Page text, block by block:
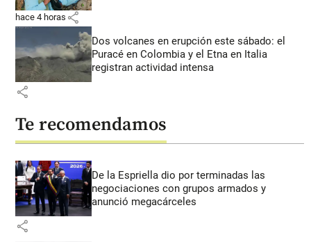
hace 4 horas share
Dos volcanes en erupción este sábado: el
Puracé en Colombia y el Etna en Italia
registran actividad intensa
share
Te recomendamos
De la Espriella dio por terminadas las
negociaciones con grupos armados y
anunció megacárceles
share